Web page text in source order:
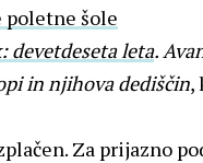
poletne šole
devetdeseta leta.
in njihova dediščin,
Za prijazno